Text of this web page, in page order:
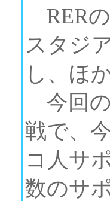
RERの
スタジ
し、ほ
今回の
戦で、
コ人サ
数のサ